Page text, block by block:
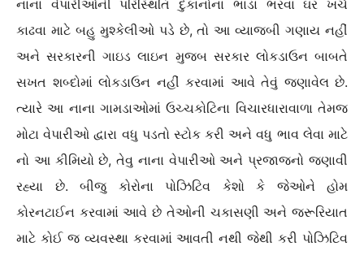
નાના વેપારીઓની પરિસ્થિતિ દુકાનોના ભાડા ભરવા ઘર ખર્ચ
કાઢવા માટે બહુ મુશ્કેલીઓ પડે છે, તો આ વ્યાજબી ગણાય નહીં
અને સરકારની ગાઇડ લાઇન મુજબ સરકાર લોકડાઉન બાબતે
સખત શબ્દોમાં લોકડાઉન નહીં કરવામાં આવે તેવું જણાવેલ છે.
ત્યારે આ નાના ગામડાઓમાં ઉચ્ચકોટિના વિચારધારાવાળા તેમજ
મોટા વેપારીઓ દ્વારા વધુ પડતો સ્ટોક કરી અને વધુ ભાવ લેવા માટે
નો આ કીમિયો છે, તેવુ નાના વેપારીઓ અને પ્રજાજનો જણાવી
રહ્યા છે. બીજુ કોરોના પોઝિટિવ કેશો કે જેઓને હોમ
કોરનટાઈન કરવામાં આવે છે તેઓની ચકાસણી અને જરૂરિયાત
માટે કોઈ જ વ્યવસ્થા કરવામાં આવતી નથી જેથી કરી પોઝિટિવ